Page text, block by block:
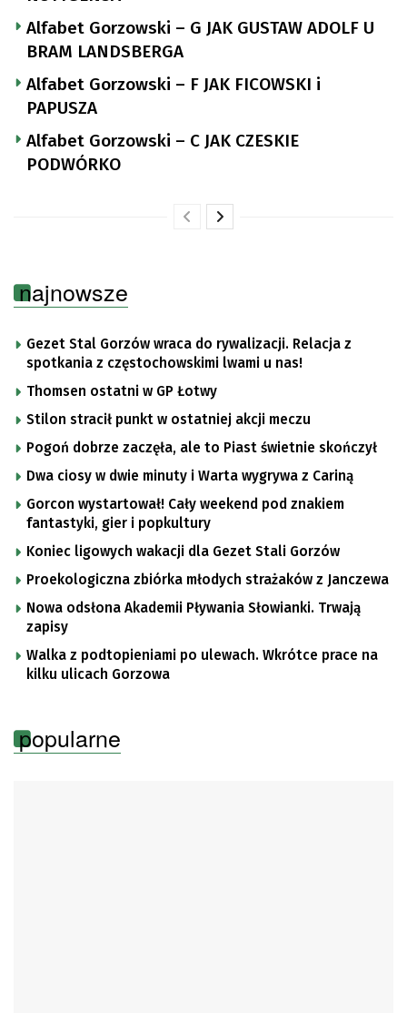
Alfabet Gorzowski – G JAK GUSTAW ADOLF U
BRAM LANDSBERGA
Alfabet Gorzowski – F JAK FICOWSKI i
PAPUSZA
Alfabet Gorzowski – C JAK CZESKIE
PODWÓRKO
najnowsze
Gezet Stal Gorzów wraca do rywalizacji. Relacja z
spotkania z częstochowskimi lwami u nas!
Thomsen ostatni w GP Łotwy
Stilon stracił punkt w ostatniej akcji meczu
Pogoń dobrze zaczęła, ale to Piast świetnie skończył
Dwa ciosy w dwie minuty i Warta wygrywa z Cariną
Gorcon wystartował! Cały weekend pod znakiem
fantastyki, gier i popkultury
Koniec ligowych wakacji dla Gezet Stali Gorzów
Proekologiczna zbiórka młodych strażaków z Janczewa
Nowa odsłona Akademii Pływania Słowianki. Trwają
zapisy
Walka z podtopieniami po ulewach. Wkrótce prace na
kilku ulicach Gorzowa
popularne